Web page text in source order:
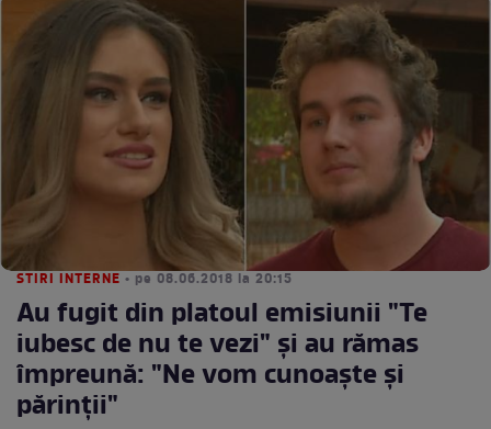
STIRI INTERNE • pe 08.06.2018 la 20:15
Au fugit din platoul emisiunii "Te
iubesc de nu te vezi" şi au rămas
împreună: "Ne vom cunoaşte şi
părinţii"